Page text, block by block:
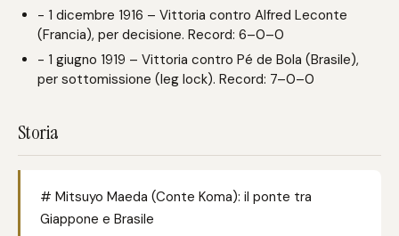
- 1 dicembre 1916 – Vittoria contro Alfred Leconte
(Francia), per decisione. Record: 6–0–0
- 1 giugno 1919 – Vittoria contro Pé de Bola (Brasile),
per sottomissione (leg lock). Record: 7–0–0
Storia
# Mitsuyo Maeda (Conte Koma): il ponte tra
Giappone e Brasile